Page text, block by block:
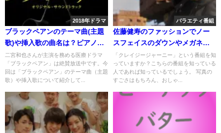
2018年ドラマ
ブラックペアンのテーマ曲(主題
歌)や挿入歌の曲名は？ピアノの
サントラは？
二宮和也さんが主演を務める医療ドラマ
「ブラックペアン」は絶賛放送中です。今
回は「ブラックペアン」のテーマ曲（主題
歌）や挿入歌について紹介して...
バラエティ番組
佐藤健寿のファッションでノー
スフェイスのダウンやメガネの
ブランドは？
「クレイジージャーニー」という番組を知
っていますか？こちらの番組を知っている
人であれば知っているでしょう。 写真の
すごさはもちろん、おしゃ...